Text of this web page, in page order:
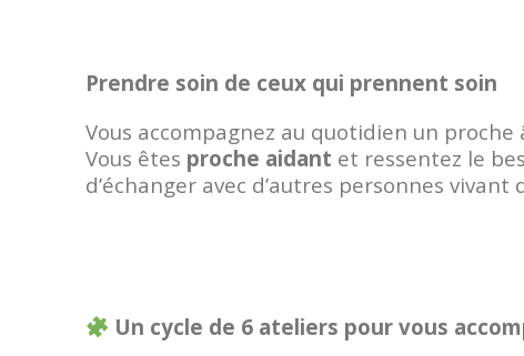
Prendre soin de ceux qui prennent soin
Vous accompagnez au quotidien un
Vous êtes proche aidant et ressentez le
d’échanger avec d’autres personnes
Un cycle de 6 ateliers pour vous